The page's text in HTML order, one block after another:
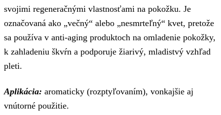
svojimi regeneračnými vlastnosťami na pokožku. Je
označovaná ako „večný“ alebo „nesmrteľný“ kvet, pretože
sa používa v anti-aging produktoch na omladenie pokožky,
k zahladeniu škvŕn a podporuje žiarivý, mladistvý vzhľad
pleti.
Aplikácia: aromaticky (rozptyľovaním), vonkajšie aj
vnútorné použitie.